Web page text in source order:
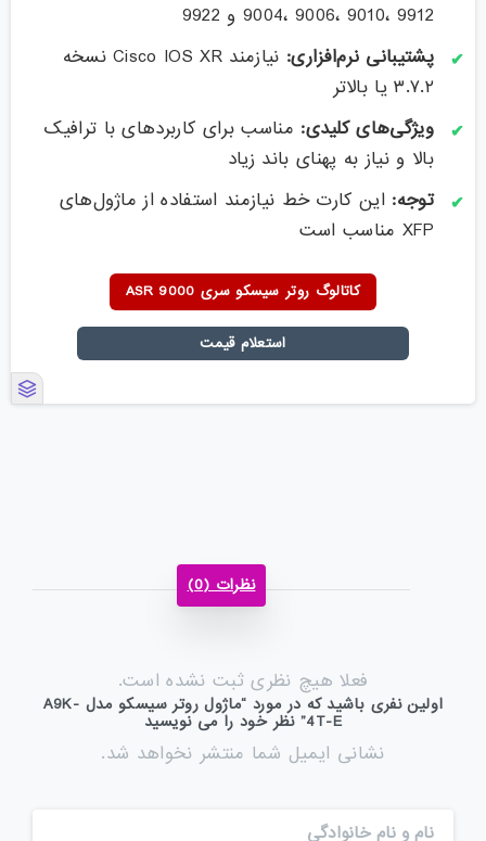
9004، 9006، 9010، 9912 و 9922
پشتیبانی نرم‌افزاری:
نیازمند Cisco IOS XR نسخه
۳.۷.۲ یا بالاتر
ویژگی‌های کلیدی: مناسب برای کاربردهای با ترافیک
بالا و نیاز به پهنای باند زیاد
توجه: این کارت خط نیازمند استفاده از ماژول‌های
XFP مناسب است
کاتالوگ روتر سیسکو سری ASR 9000
استعلام قیمت
نظرات (0)
فعلا هیچ نظری ثبت نشده است.
اولین نفری باشید که در مورد “ماژول روتر سیسکو مدل A9K-
4T-E” نظر خود را می نویسید
نشانی ایمیل شما منتشر نخواهد شد.